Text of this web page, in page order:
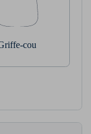
cou